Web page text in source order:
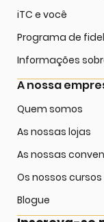
A nossa
Quem somos
As nossas lojas
As nossas
Os nossos
Blogue
iTC e você
Programa de
Informações